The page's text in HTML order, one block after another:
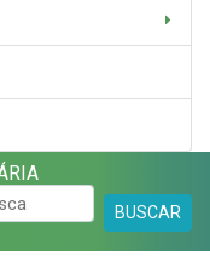
BUSCAR